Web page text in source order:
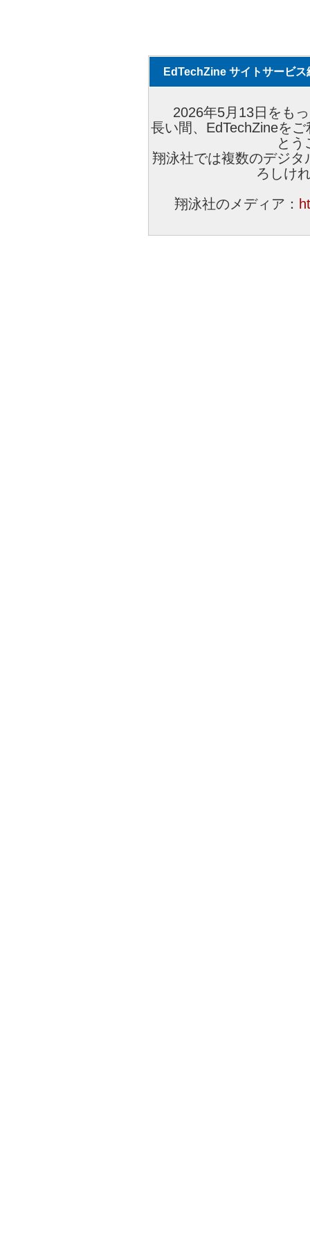
EdTechZine サイトサービス
2026年5月13日をも
長い間、EdTechZineを
とう
翔泳社では複数のデジ
ろしけ
翔泳社のメディア：